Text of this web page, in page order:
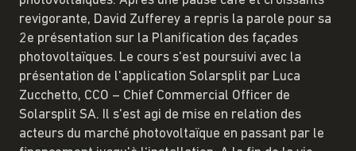
revigorante, David Zufferey a repris la parole pour sa
2e présentation sur la Planification des façades
photovoltaïques. Le cours s'est poursuivi avec la
présentation de l'application Solarsplit par Luca
Zucchetto, CCO – Chief Commercial Officer de
Solarsplit SA. Il s'est agi de mise en relation des
acteurs du marché photovoltaïque en passant par le